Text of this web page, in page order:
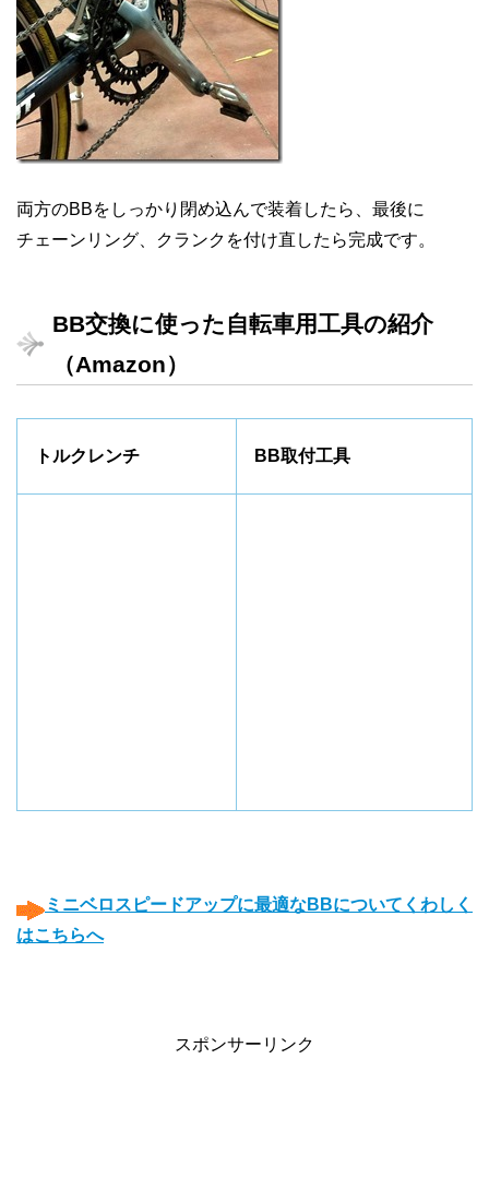
両方のBBをしっかり閉め込んで装着したら、最後に
チェーンリング、クランクを付け直したら完成です。
BB交換に使った自転車用工具の紹介
（Amazon）
トルクレンチ BB取付工具
ミニベロスピードアップに最適なBBについてくわしく
はこちらへ
スポンサーリンク